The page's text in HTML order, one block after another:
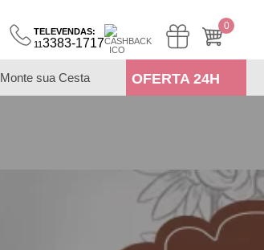
0
TELEVENDAS:
113383-1717
Monte sua Cesta OFERTA 24H